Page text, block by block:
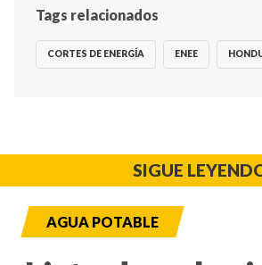
Tags relacionados
CORTES DE ENERGÍA ENEE
SIGUE
AGUA POTABLE